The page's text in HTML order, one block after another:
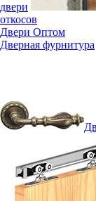
двери
откосов
Двери Оптом
Дверная фурнитура